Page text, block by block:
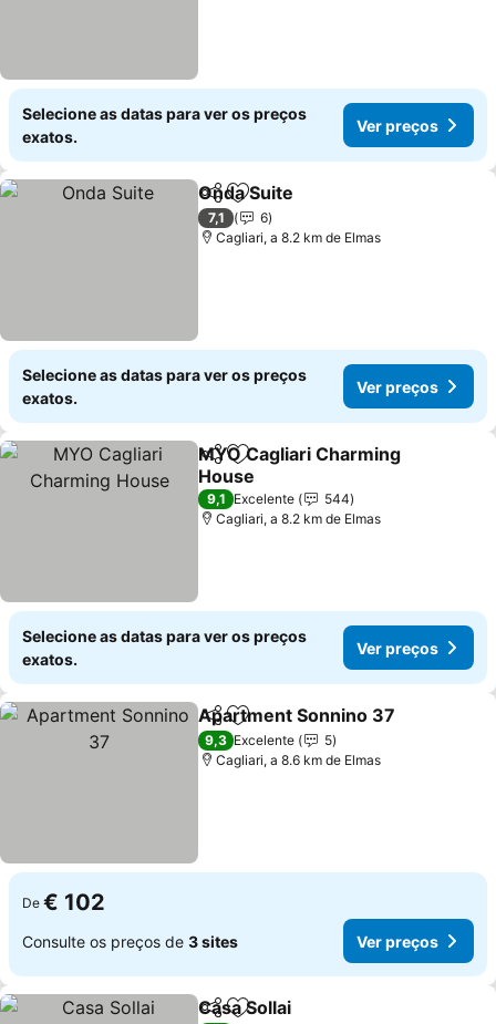
Selecione as datas para ver os preços
exatos.
Ver preços
PartilharAdicionar aos favoritos
Onda Suite
7,1
6
Cagliari, a 8.2 km de Elmas
Selecione as datas para ver os preços
exatos.
Ver preços
PartilharAdicionar aos favoritos
MYO Cagliari Charming
House
Ver preços
9,1 Excelente
544
Cagliari, a 8.2 km de Elmas
Selecione as datas para ver os preços
exatos.
Ver preços
PartilharAdicionar aos favoritos
Apartment Sonnino 37
9,3 Excelente
5
Cagliari, a 8.6 km de Elmas
De € 102
Consulte os preços de 3 sites Ver preços
PartilharAdicionar aos favoritos
Casa Sollai